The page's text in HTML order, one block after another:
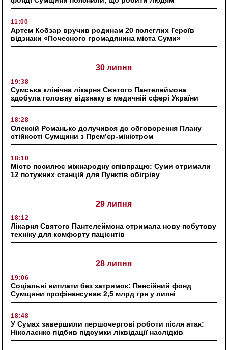
11:00
Артем Кобзар вручив родинам 20 полеглих Героїв
відзнаки «Почесного громадянина міста Суми»
30 липня
19:38
Сумська клінічна лікарня Святого Пантелеймона
здобула головну відзнаку в медичній сфері України
18:28
Олексій Романько долучився до обговорення Плану
стійкості Сумщини з Прем’єр-міністром
18:10
Місто посилює міжнародну співпрацю: Суми отримали
12 потужних станцій для Пунктів обігріву
29 липня
18:12
Лікарня Святого Пантелеймона отримала нову побутову
техніку для комфорту пацієнтів
28 липня
19:06
Соціальні виплати без затримок: Пенсійний фонд
Сумщини профінансував 2,5 млрд грн у липні
18:48
У Сумах завершили першочергові роботи після атак:
Ніколаєнко підбив підсумки ліквідації наслідків